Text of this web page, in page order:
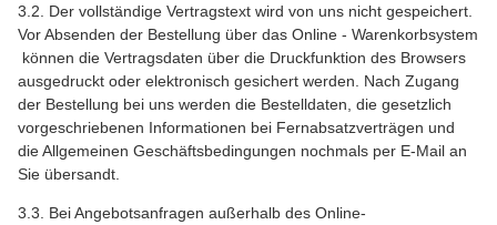
3.2. Der vollständige Vertragstext wird von uns nicht gespeichert.
Vor Absenden der Bestellung über das Online - Warenkorbsystem
können die Vertragsdaten über die Druckfunktion des Browsers
ausgedruckt oder elektronisch gesichert werden. Nach Zugang
der Bestellung bei uns werden die Bestelldaten, die gesetzlich
vorgeschriebenen Informationen bei Fernabsatzverträgen und
die Allgemeinen Geschäftsbedingungen nochmals per E-Mail an
Sie übersandt.
3.3. Bei Angebotsanfragen außerhalb des Online-